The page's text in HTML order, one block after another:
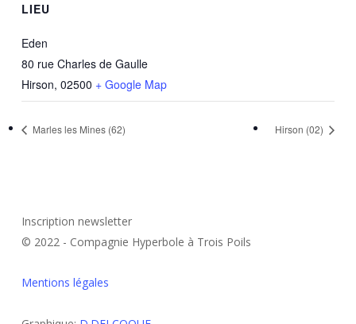
LIEU
Eden
80 rue Charles de Gaulle
Hirson, 02500 + Google Map
Marles les Mines (62) Hirson (02)
Inscription newsletter
© 2022 - Compagnie Hyperbole à Trois Poils
Mentions légales